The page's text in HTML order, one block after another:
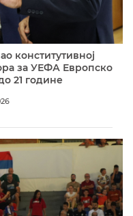
конститутивној
за УЕФА Европско
21 године